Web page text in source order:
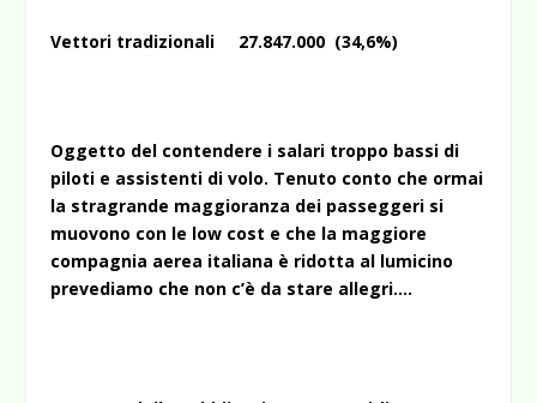
Vettori tradizionali 27.847.000 (34,6%)
Oggetto del contendere i salari troppo bassi di
piloti e assistenti di volo. Tenuto conto che ormai
la stragrande maggioranza dei passeggeri si
muovono con le low cost e che la maggiore
compagnia aerea italiana è ridotta al lumicino
prevediamo che non c’è da stare allegri….